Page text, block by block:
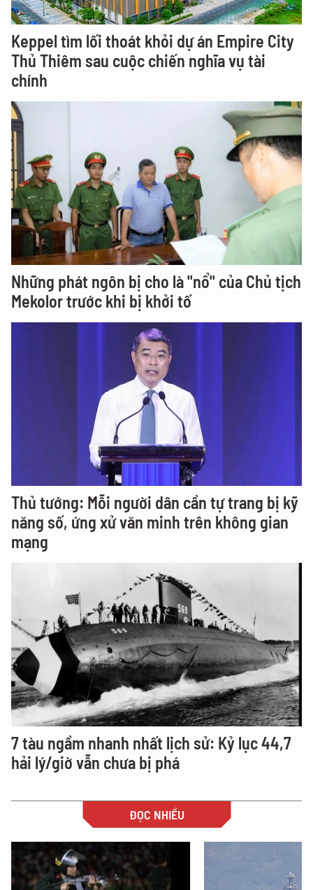
Keppel tìm lối thoát khỏi dự án Empire City
Thủ Thiêm sau cuộc chiến nghĩa vụ tài
chính
Những phát ngôn bị cho là "nổ" của Chủ tịch
Mekolor trước khi bị khởi tố
Thủ tướng: Mỗi người dân cần tự trang bị kỹ
năng số, ứng xử văn minh trên không gian
mạng
7 tàu ngầm nhanh nhất lịch sử: Kỷ lục 44,7
hải lý/giờ vẫn chưa bị phá
ĐỌC NHIỀU